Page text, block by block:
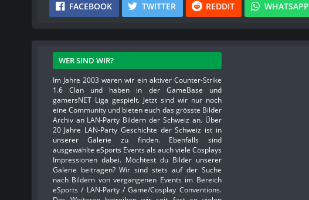
FACEBOOK TWITTER REDDIT WHATSAPP
WER SIND WIR?
Im Jahre 2003 waren wir ein aktiver Counter-Strike
1.6 Clan und haben in der GameBase und
gamersNET Liga gespielt. Jetzt sind wir nur noch
eine Community und bieten euch das grösste Bilder
Archiv an LAN-Party Bildern der Schweiz an. Über
20 Jahre LAN-Party Geschichte der Schweiz ist in
unserer Galerie zu finden. Ebenfalls sind
ausgewählte eSports Events als auch viele Cosplays
Impressionen dabei. Möchtest du Bilder unserer
Galerie beitragen? Wir sind stets auf der Suche
nach Bildern von vergangenen Events im Bereich
eSports / LAN-Party / Game/Cosplay Conventions.